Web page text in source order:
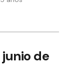
de